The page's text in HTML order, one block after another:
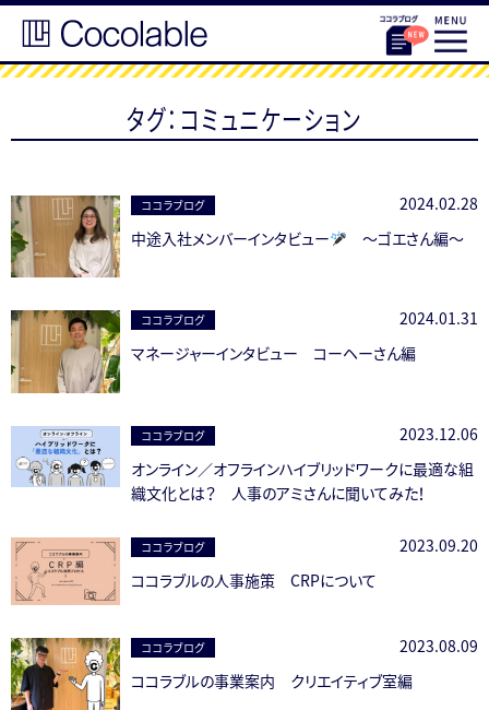
タグ：コミュニケーション
ココラブログ
2024.02.28
中途入社メンバーインタビュー
〜ゴエさん編〜
ココラブログ
2024.01.31
マネージャーインタビュー コーヘーさん編
ココラブログ
2023.12.06
オンライン／オフラインハイブリッドワークに最適な組
織文化とは？ 人事のアミさんに聞いてみた！
ココラブログ
2023.09.20
ココラブルの人事施策 CRPについて
ココラブログ
2023.08.09
ココラブルの事業案内 クリエイティブ室編